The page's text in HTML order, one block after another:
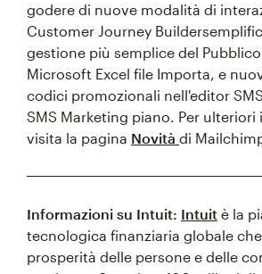
godere di nuove modalità di
Customer Journey
gestione più semplice del
Microsoft Excel file Importa, e
codici promozionali nell'editor
SMS Marketing piano. Per
visita la pagina Novità di
Informazioni su Intuit: Intuit è la
tecnologica finanziaria globale
prosperità delle persone e delle